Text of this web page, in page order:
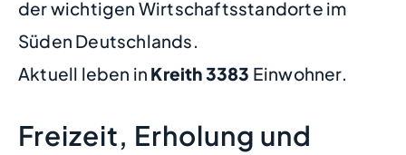
der wichtigen Wirtschaftsstandorte im
Süden Deutschlands.
Aktuell leben in Kreith3383 Einwohner.
Freizeit, Erholung und